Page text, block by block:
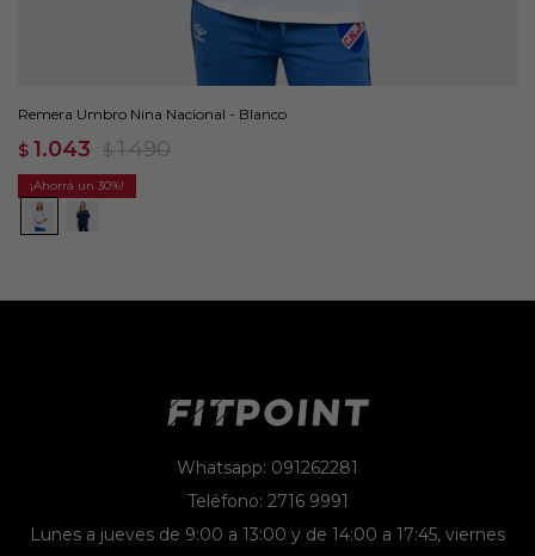
Remera Umbro Nina Nacional - Blanco
$ 1.043 $ 1.490
30
Whatsapp: 091262281
Teléfono: 2716 9991
Lunes a jueves de 9:00 a 13:00 y de 14:00 a 17:45, viernes